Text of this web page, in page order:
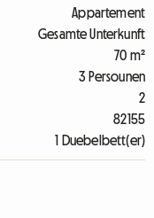
Appartement
Gesamte Unterkunft
70 m²
3 Persounen
2
82155
1 Duebelbett(er)